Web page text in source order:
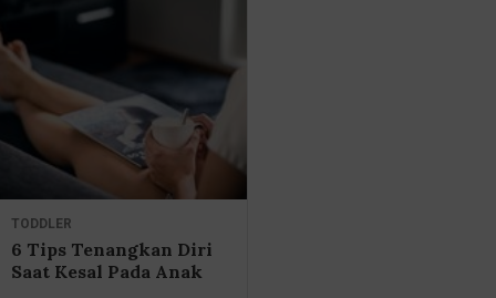
TODDLER
6 Tips Tenangkan Diri
Saat Kesal Pada Anak